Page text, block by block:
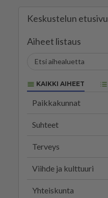
Keskustelun etusivu
Aiheet listaus
KAIKKI AIHEET
Paikkakunnat
Suhteet
Terveys
Viihde ja kulttuuri
Yhteiskunta